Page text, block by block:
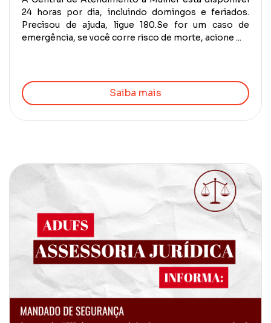
24 horas por dia, incluindo domingos e feriados.
Precisou de ajuda, ligue 180.Se for um caso de
emergência, se você corre risco de morte, acione ...
Saiba mais